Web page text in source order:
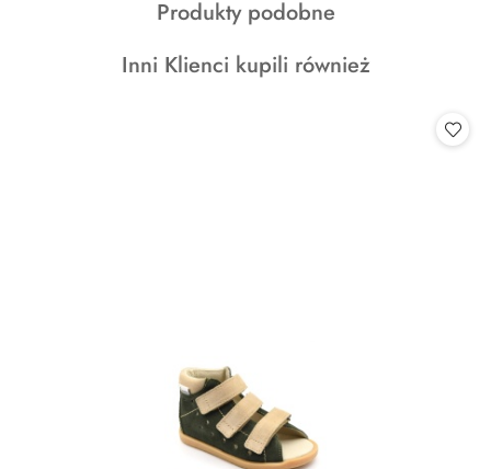
statusie:Produkty
statusie:
Produkty podobne
Produkty
Inni Klienci kupili również